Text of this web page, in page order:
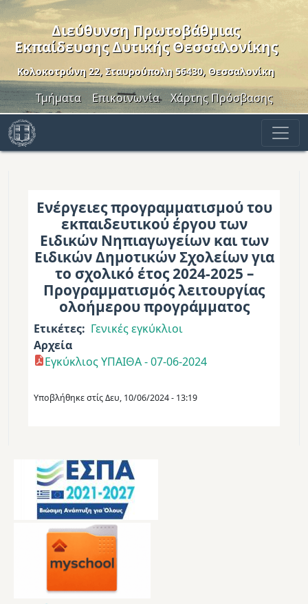
Παράκαμψη προς το κυρίως περιεχόμενο
Διεύθυνση Πρωτοβάθμιας
Εκπαίδευσης Δυτικής Θεσσαλονίκης
Κολοκοτρώνη 22, Σταυρούπολη 56430, Θεσσαλονίκη
Header Menu
Τμήματα Επικοινωνία Χάρτης Πρόσβασης
Ενέργειες προγραμματισμού του
εκπαιδευτικού έργου των
Ειδικών Νηπιαγωγείων και των
Ειδικών Δημοτικών Σχολείων για
το σχολικό έτος 2024-2025 –
Προγραμματισμός λειτουργίας
ολοήμερου προγράμματος
Ετικέτες
Γενικές εγκύκλιοι
Αρχεία
Εγκύκλιος ΥΠΑΙΘΑ - 07-06-2024
Υποβλήθηκε στίςΔευ, 10/06/2024 - 13:19